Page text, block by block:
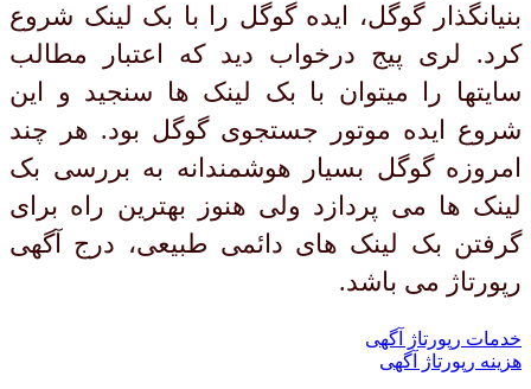
بنیانگذار گوگل، ایده گوگل را با بک لینک شروع
کرد. لری پیج درخواب دید که اعتبار مطالب
سایتها را میتوان با بک لینک ها سنجید و این
شروع ایده موتور جستجوی گوگل بود. هر چند
امروزه گوگل بسیار هوشمندانه به بررسی بک
لینک ها می پردازد ولی هنوز بهترین راه برای
گرفتن بک لینک های دائمی طبیعی، درج آگهی
رپورتاژ می باشد.
خدمات رپورتاژ آگهی
هزینه رپورتاژ آگهی